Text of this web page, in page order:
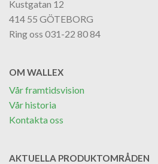
Kustgatan 12
414 55 GÖTEBORG
Ring oss 031-22 80 84
OM WALLEX
Vår framtidsvision
Vår historia
Kontakta oss
AKTUELLA PRODUKTOMRÅDEN